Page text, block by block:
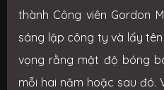
thành Công viên Gordon
sáng lập công ty và lấy
vọng rằng mật độ bóng
mỗi hai năm hoặc sau đó.